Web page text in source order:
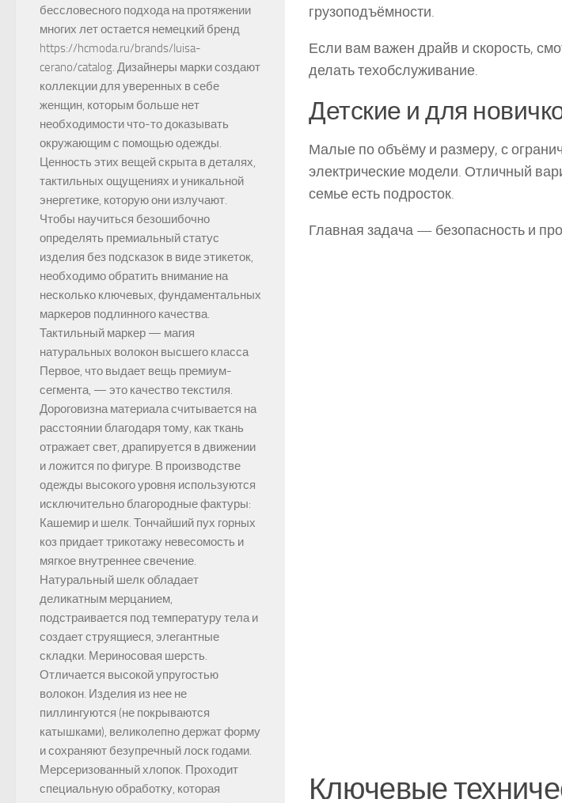
грузоподъёмности.
Если вам важен драйв и скорость,
делать техобслуживание.
Детские и для
Малые по объёму и размеру, с
электрические модели. Отличный
семье есть подросток.
Главная задача — безопасность и
Ключевые
бессловесного подхода на протяжении
многих лет остается немецкий бренд
https://hcmoda.ru/brands/luisa-
cerano/catalog. Дизайнеры марки создают
коллекции для уверенных в себе
женщин, которым больше нет
необходимости что-то доказывать
окружающим с помощью одежды.
Ценность этих вещей скрыта в деталях,
тактильных ощущениях и уникальной
энергетике, которую они излучают.
Чтобы научиться безошибочно
определять премиальный статус
изделия без подсказок в виде этикеток,
необходимо обратить внимание на
несколько ключевых, фундаментальных
маркеров подлинного качества.
Тактильный маркер — магия
натуральных волокон высшего класса
Первое, что выдает вещь премиум-
сегмента, — это качество текстиля.
Дороговизна материала считывается на
расстоянии благодаря тому, как ткань
отражает свет, драпируется в движении
и ложится по фигуре. В производстве
одежды высокого уровня используются
исключительно благородные фактуры:
Кашемир и шелк. Тончайший пух горных
коз придает трикотажу невесомость и
мягкое внутреннее свечение.
Натуральный шелк обладает
деликатным мерцанием,
подстраивается под температуру тела и
создает струящиеся, элегантные
складки. Мериносовая шерсть.
Отличается высокой упругостью
волокон. Изделия из нее не
пиллингуются (не покрываются
катышками), великолепно держат форму
и сохраняют безупречный лоск годами.
Мерсеризованный хлопок. Проходит
специальную обработку, которая